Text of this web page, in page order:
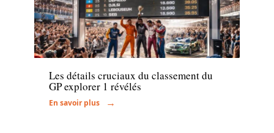
Actu
Les détails cruciaux du classement du
GP explorer 1 révélés
En savoir plus